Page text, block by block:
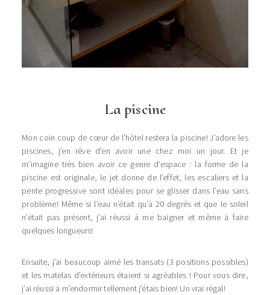
La piscine
Mon coin coup de cœur de l’hôtel restera la piscine! J’adore les
piscines, j’en rêve d’en avoir une chez moi un jour. Et je
m’imagine très bien avoir ce genre d’espace : la forme de la
piscine est originale, le jet donne de l’effet, les escaliers et la
pente progressive sont idéales pour se glisser dans l’eau sans
problème! Même si l’eau n’était qu’à 20 degrés et que le soleil
n’était pas présent, j’ai réussi à me baigner et même à faire
quelques longueurs!
Ensuite, j’ai beaucoup aimé les transats (3 positions possibles)
et les matelas d’extérieurs étaient si agréables ! Pour vous dire,
j’ai réussi à m’endormir tellement j’étais bien! Un vrai régal!